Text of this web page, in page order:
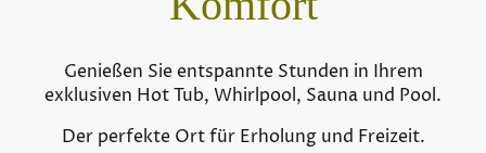
Genießen Sie entspannte Stunden in Ihrem
exklusiven Hot Tub, Whirlpool, Sauna und Pool.
Der perfekte Ort für Erholung und Freizeit.